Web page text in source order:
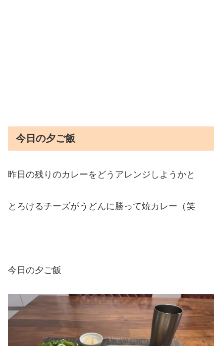
今日の夕ご飯
昨日の残りのカレーをどうアレンジしようかと
とろけるチーズがうどんに勝って焼カレー（笑
今日の夕ご飯